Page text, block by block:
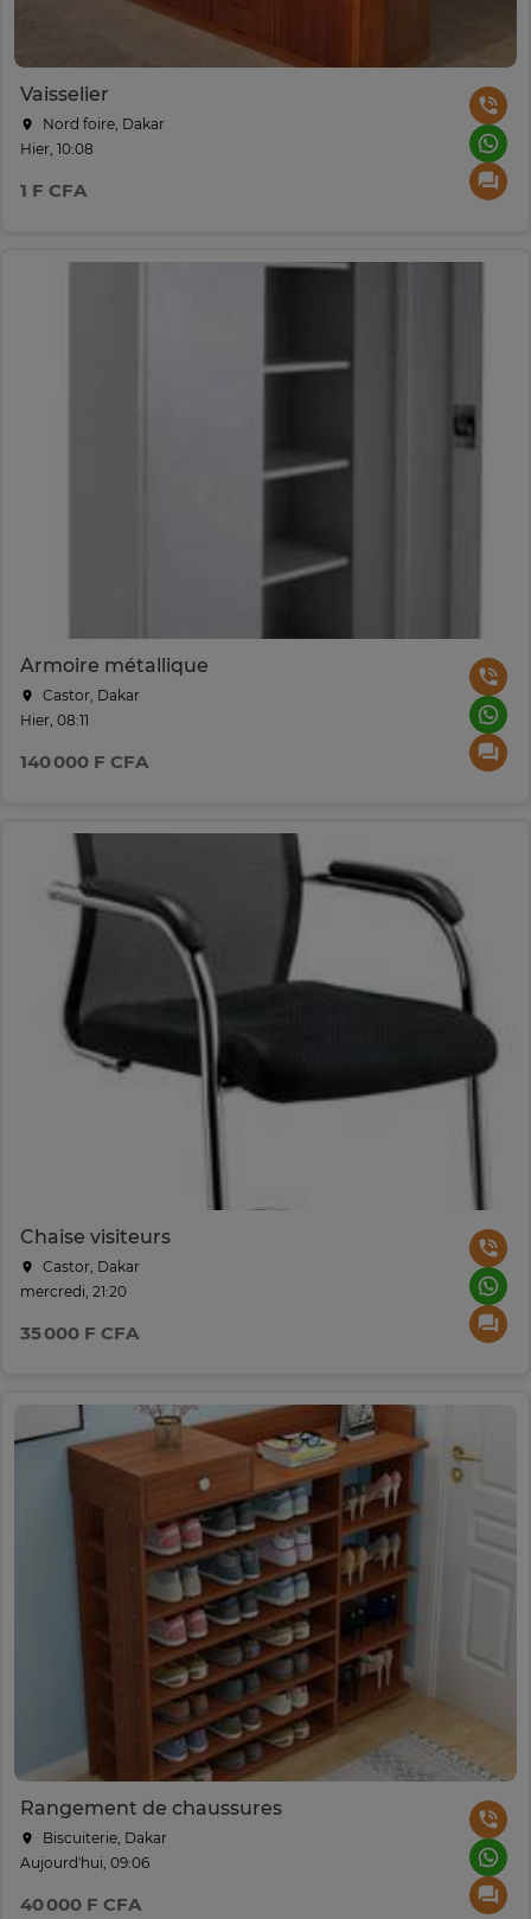
Vaisselier
Nord foire, Dakar
Hier, 10:08
1 F CFA
Armoire métallique
Castor, Dakar
Hier, 08:11
140 000 F CFA
Chaise visiteurs
Castor, Dakar
mercredi, 21:20
35 000 F CFA
Rangement de chaussures
Biscuiterie, Dakar
Aujourd'hui, 09:06
40 000 F CFA